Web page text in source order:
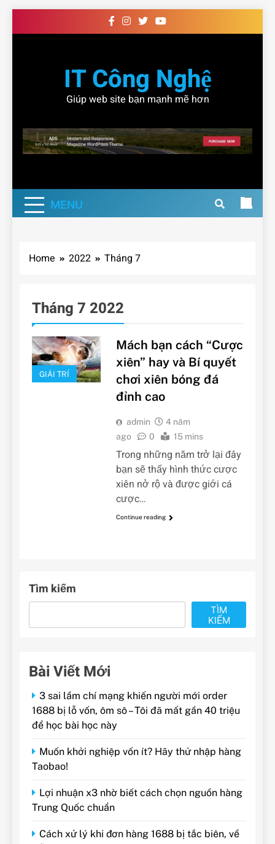
to
IT Công Nghệ
Giúp web site bạn mạnh mẽ hơn
MENU
Home 2022 Tháng 7
Tháng 7 2022
GIẢI TRÍ
Mách bạn cách “Cược
xiên” hay và Bí quyết
chơi xiên bóng đá
đỉnh cao
admin
4 năm
ago
0 15 mins
Trong những năm trở lại đây
bạn sẽ thấy hình thức cược
xiên nở rộ và được giới cá
cược…
Continue reading
Tìm kiếm
TÌM
KIẾM
Bài Viết Mới
3 sai lầm chí mạng khiến người mới order
1688 bị lỗ vốn, ôm sô – Tôi đã mất gần 40 triệu
để học bài học này
Muốn khởi nghiệp vốn ít? Hãy thử nhập hàng
Taobao!
Lợi nhuận x3 nhờ biết cách chọn nguồn hàng
Trung Quốc chuẩn
Cách xử lý khi đơn hàng 1688 bị tắc biên, về